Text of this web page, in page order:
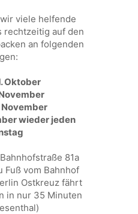
viele helfende
rechtzeitig auf den
an folgenden
Oktober
November
wieder jeden
81a
Fuß vom Bahnhof
Ostkreuz fährt
in nur 35 Minuten